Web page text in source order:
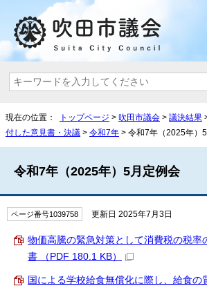
現在の位置： トップページ > 吹田市議会 > 議決結果
付した意見書・決議 > 令和7年 > 令和7年（2025年）
令和7年（2025年）5月定例会
ページ番号1039758 更新日 2025年7月3日
物価高騰の緊急対策として消費税の税率
書 （PDF 180.1 KB）
国による学校給食無償化に際し、給食の